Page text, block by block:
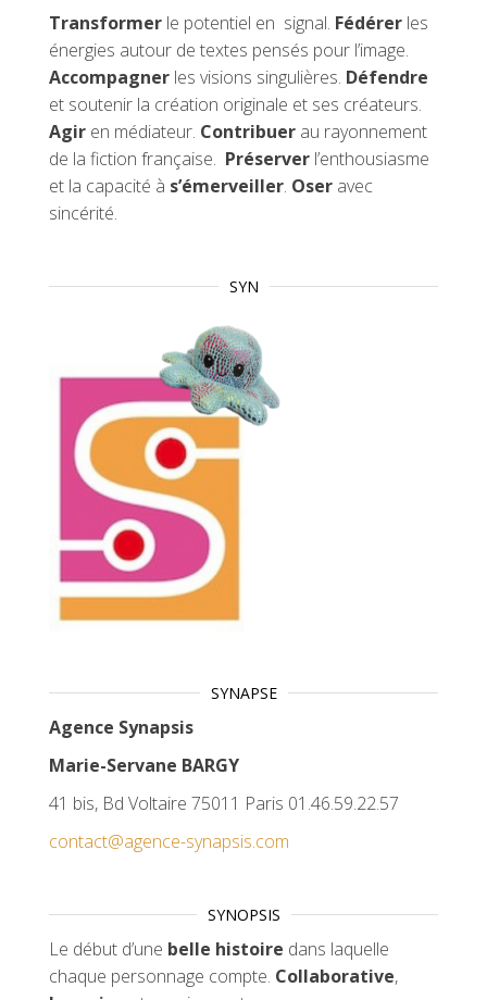
Transformer le potentiel en signal. Fédérer les
énergies autour de textes pensés pour l’image.
Accompagner les visions singulières. Défendre
et soutenir la création originale et ses créateurs.
Agir en médiateur. Contribuer au rayonnement
de la fiction française. Préserver l’enthousiasme
et la capacité à s’émerveiller. Oser avec
sincérité.
SYN
SYNAPSE
Agence Synapsis
Marie-Servane BARGY
41 bis, Bd Voltaire 75011 Paris 01.46.59.22.57
contact@agence-synapsis.com
SYNOPSIS
Le début d’une belle histoire dans laquelle
chaque personnage compte. Collaborative,